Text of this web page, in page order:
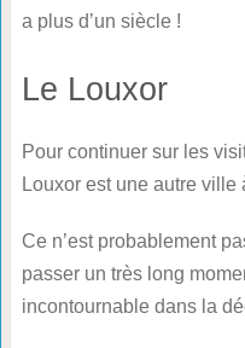
a plus d’un siècle !
Le Louxor
Pour continuer sur les
Louxor est une autre
Ce n’est probablement
passer un très long
incontournable dans la